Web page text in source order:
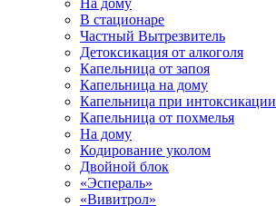
На дому
В стационаре
Частный Вытрезвитель
Детоксикация от алкоголя
Капельница от запоя
Капельница на дому
Капельница при интоксикации
Капельница от похмелья
На дому
Кодирование уколом
Двойной блок
«Эспераль»
«Вивитрол»